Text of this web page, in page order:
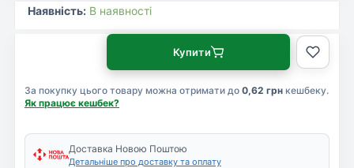
Наявність: В наявності
За покупку цього товару можна отримати до 0,62 грн кешбеку.
Як працює кешбек?
Купити
Доставка Новою Поштою
Детальніше про доставку та оплату